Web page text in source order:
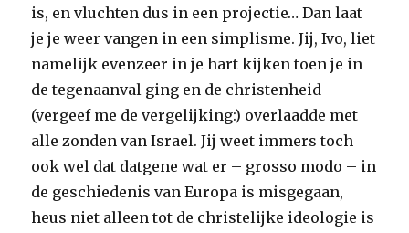
is, en vluchten dus in een projectie… Dan laat
je je weer vangen in een simplisme. Jij, Ivo, liet
namelijk evenzeer in je hart kijken toen je in
de tegenaanval ging en de christenheid
(vergeef me de vergelijking:) overlaadde met
alle zonden van Israel. Jij weet immers toch
ook wel dat datgene wat er – grosso modo – in
de geschiedenis van Europa is misgegaan,
heus niet alleen tot de christelijke ideologie is